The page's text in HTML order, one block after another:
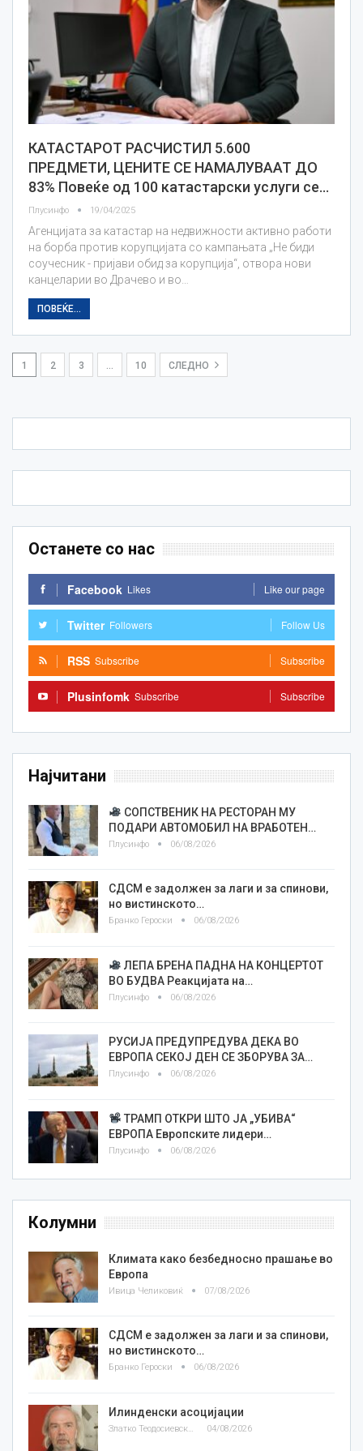
КАТАСТАРОТ РАСЧИСТИЛ 5.600
ПРЕДМЕТИ, ЦЕНИТЕ СЕ НАМАЛУВААТ ДО
83% Повеќе од 100 катастарски услуги се…
Плусинфо 19/04/2025
Агенцијата за катастар на недвижности активно работи
на борба против корупцијата со кампањата „Не биди
соучесник - пријави обид за корупција“, отвора нови
канцеларии во Драчево и во…
ПОВЕЌЕ...
1 2 3 10 СЛЕДНО
Останете со нас
Facebook Likes Like our page
Twitter Followers Follow Us
RSS Subscribe Subscribe
Plusinfomk Subscribe Subscribe
Најчитани
СОПСТВЕНИК НА РЕСТОРАН МУ
ПОДАРИ АВТОМОБИЛ НА ВРАБОТЕН…
Плусинфо 06/08/2026
СДСМ е задолжен за лаги и за спинови,
но вистинското…
Бранко Героски 06/08/2026
ЛЕПА БРЕНА ПАДНА НА КОНЦЕРТОТ
ВО БУДВА Реакцијата на…
Плусинфо 06/08/2026
РУСИЈА ПРЕДУПРЕДУВА ДЕКА ВО
ЕВРОПА СЕКОЈ ДЕН СЕ ЗБОРУВА ЗА…
Плусинфо 06/08/2026
ТРАМП ОТКРИ ШТО ЈА „УБИВА“
ЕВРОПА Европските лидери…
Плусинфо 06/08/2026
Колумни
Климата како безбедносно прашање во
Европа
Ивица Челиковиќ 07/08/2026
СДСМ е задолжен за лаги и за спинови,
но вистинското…
Бранко Героски 06/08/2026
Илинденски асоцијации
Златко Теодосиевски 04/08/2026